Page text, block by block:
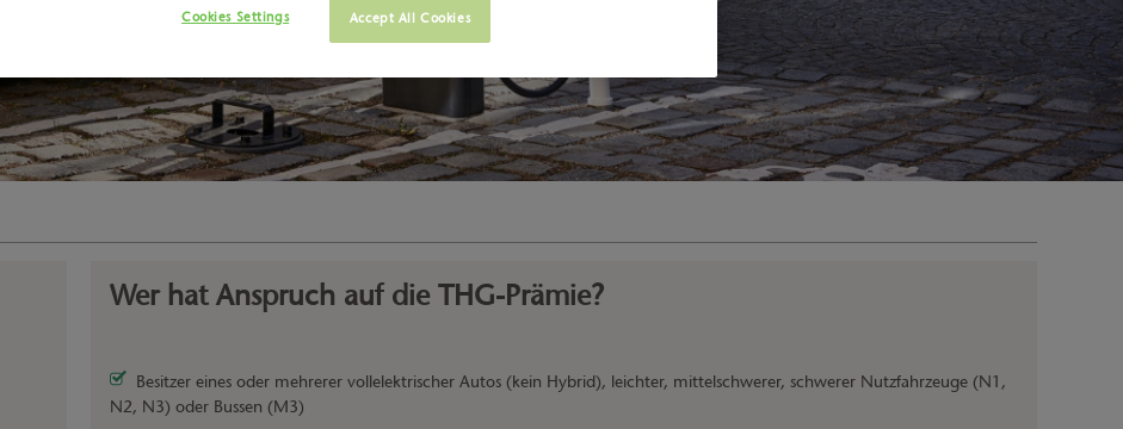
Wer hat Anspruch auf die THG-Prämie?
Besitzer eines oder mehrerer vollelektrischer Autos (kein Hybrid), leichter, mittelschwerer, schwerer Nutzfahrzeuge (N1,
N2, N3) oder Bussen (M3)
Cookies Settings Accept All Cookies